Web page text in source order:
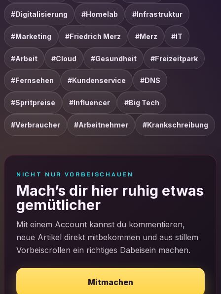
#Digitalisierung #Homelab #Infrastruktur
#Marketing #Friedrich Merz #Merz #IT
#Arbeit #Cloud #Gesundheit #Freizeitpark
#Fernsehen #Kundenservice #DNS
#Spritpreise #Influencer #Big Tech
#Verbraucher #Arbeitnehmer #Krankschreibung
NICHT NUR VORBEISCHAUEN
Mach’s dir hier ruhig etwas
gemütlicher
Mit einem Account kannst du kommentieren,
neue Artikel direkt mitbekommen und aus stillem
Vorbeiscrollen ein richtiges Dabeisein machen.
Mitmachen